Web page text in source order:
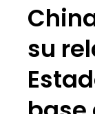
su